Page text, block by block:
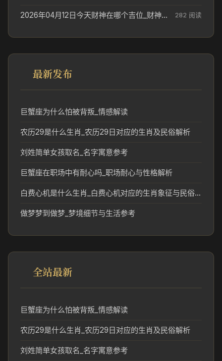
2026年04月12日今天财神在哪个吉位_财神方位参考 282 阅读
最新发布
巨蟹座为什么怕被背叛_情感解读
农历29是什么生肖_农历29日对应的生肖及民俗解析
刘姓简单女孩取名_名字寓意参考
巨蟹座在职场中有耐心吗_职场耐心与性格解析
白费心机是什么生肖_白费心机对应的生肖象征与民俗解读
做梦梦到做梦_梦境细节与生活参考
全站最新
巨蟹座为什么怕被背叛_情感解读
农历29是什么生肖_农历29日对应的生肖及民俗解析
刘姓简单女孩取名_名字寓意参考